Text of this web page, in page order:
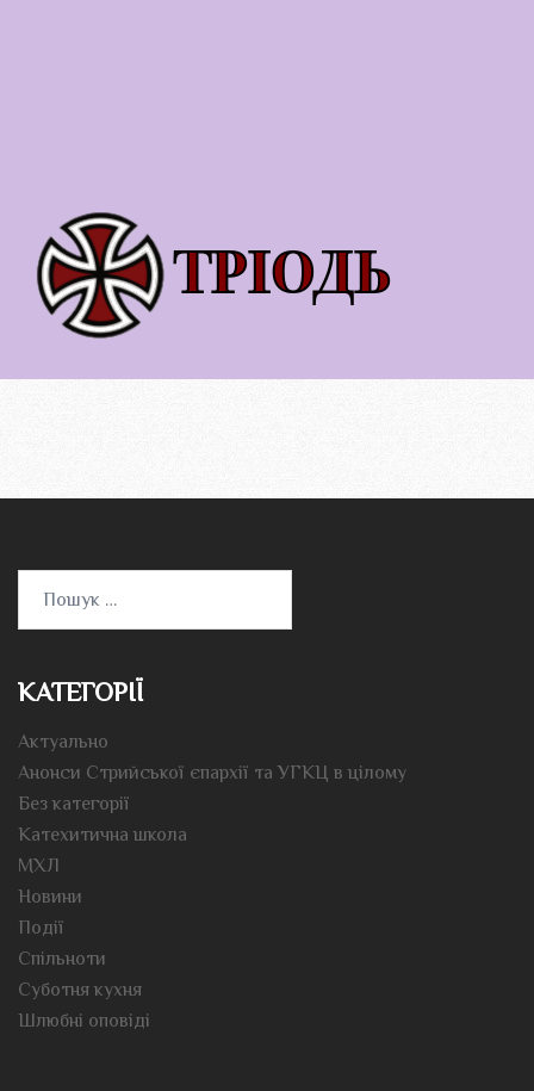
КАТЕГОРІЇ
Актуально
Анонси Стрийської єпархії та УГКЦ в цілому
Без категорії
Катехитична школа
МХЛ
Новини
Події
Спільноти
Суботня кухня
Шлюбні оповіді